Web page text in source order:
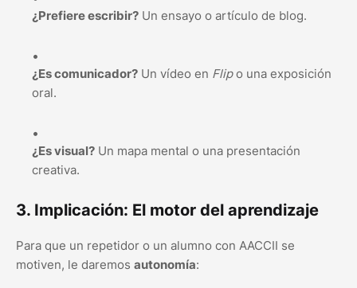
¿Prefiere escribir? Un ensayo o artículo de blog.
¿Es comunicador? Un vídeo en Flipo una exposición
oral.
¿Es visual? Un mapa mental o una presentación
creativa.
3. Implicación: El motor del aprendizaje
Para que un repetidor o un alumno con AACCII se
motiven, le daremos autonomía: